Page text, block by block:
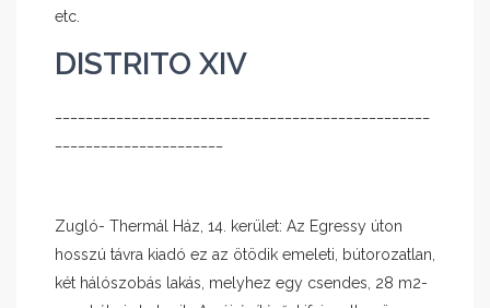
etc.
DISTRITO XIV
Zugló- Thermál Ház, 14. kerület: Az Egressy úton
hosszú távra kiadó ez az ötödik emeleti, bútorozatlan,
két hálószobás lakás, melyhez egy csendes, 28 m2-